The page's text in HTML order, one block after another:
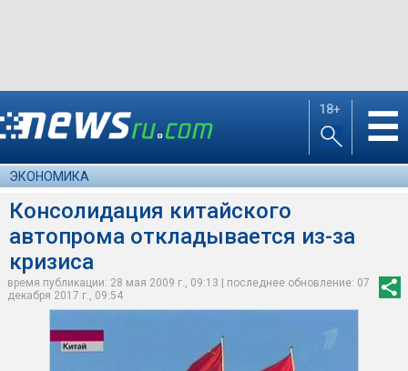
18+ ☰
ЭКОНОМИКА
Консолидация китайского
автопрома откладывается из-за
кризиса
время публикации: 28 мая 2009 г., 09:13 | последнее обновление: 07
декабря 2017 г., 09:54